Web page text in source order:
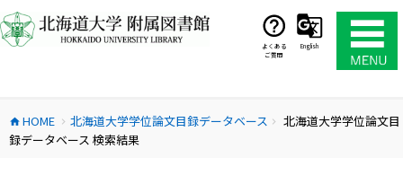
ン
テ
ス
キ
よくある
ご質問
English
home HOME chevron_right 北海道大学学位論文目録データベース chevron_right
北海道大学学位論文目
録データベース 検索結果